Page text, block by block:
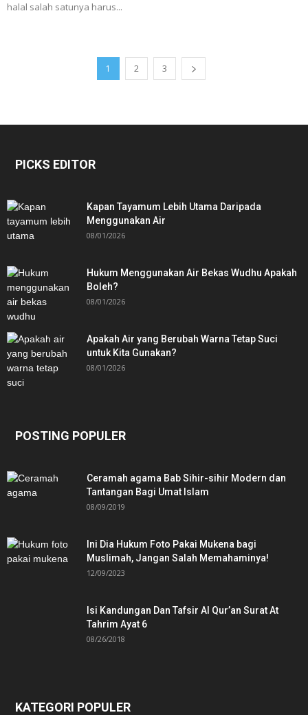
halal salah satunya harus...
1 2 3
PICKS EDITOR
Kapan Tayamum Lebih Utama Daripada
Menggunakan Air
08/01/2026
Hukum Menggunakan Air Bekas Wudhu Apakah
Boleh?
08/01/2026
Apakah Air yang Berubah Warna Tetap Suci
untuk Kita Gunakan?
08/01/2026
POSTING POPULER
Ceramah agama Bab Sihir-sihir Modern dan
Tantangan Bagi Umat Islam
08/09/2019
Ini Dia Hukum Foto Pakai Mukena bagi
Muslimah, Jangan Salah Memahaminya!
12/09/2023
Isi Kandungan Dan Tafsir Al Qur’an Surat At
Tahrim Ayat 6
08/26/2018
KATEGORI POPULER